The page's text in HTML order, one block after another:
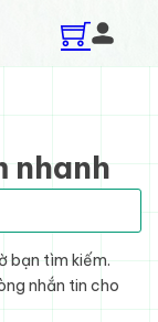
nhanh
bạn tìm kiếm.
nhắn tin cho